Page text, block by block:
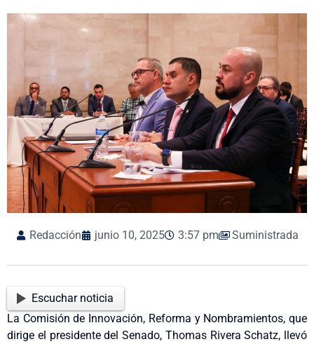
Redacción junio 10, 2025 3:57 pm Suministrada
Escuchar noticia
La Comisión de Innovación, Reforma y Nombramientos, que
dirige el presidente del Senado, Thomas Rivera Schatz, llevó